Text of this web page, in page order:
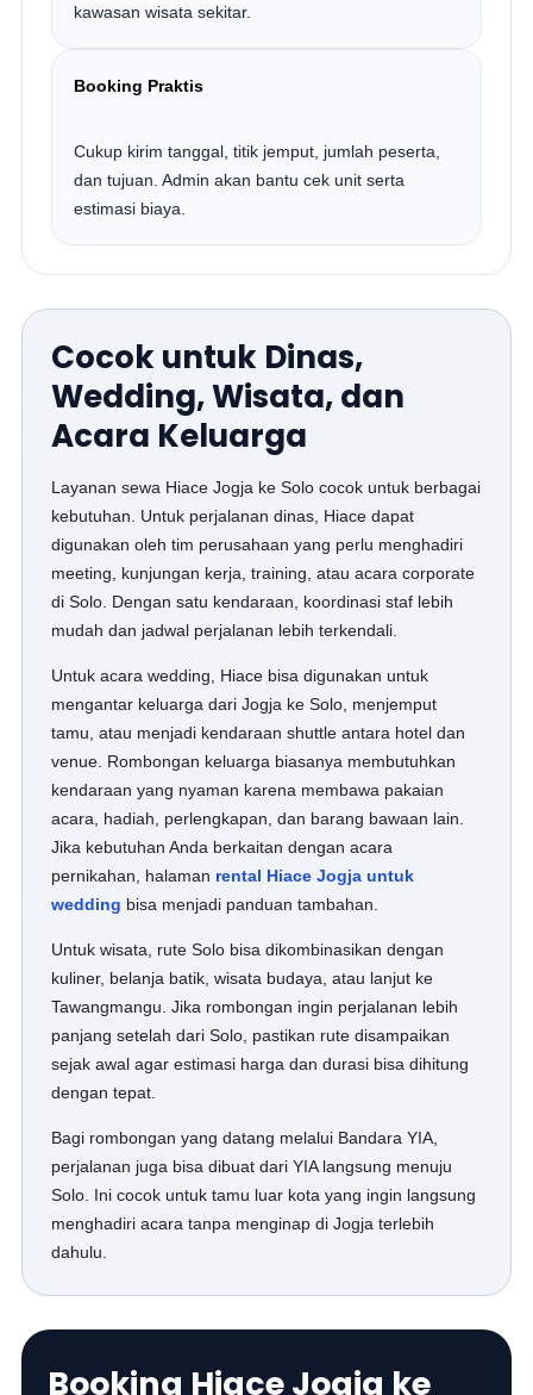
kawasan wisata sekitar.
Booking Praktis
Cukup kirim tanggal, titik jemput, jumlah peserta,
dan tujuan. Admin akan bantu cek unit serta
estimasi biaya.
Cocok untuk Dinas,
Wedding, Wisata, dan
Acara Keluarga
Layanan sewa Hiace Jogja ke Solo cocok untuk berbagai
kebutuhan. Untuk perjalanan dinas, Hiace dapat
digunakan oleh tim perusahaan yang perlu menghadiri
meeting, kunjungan kerja, training, atau acara corporate
di Solo. Dengan satu kendaraan, koordinasi staf lebih
mudah dan jadwal perjalanan lebih terkendali.
Untuk acara wedding, Hiace bisa digunakan untuk
mengantar keluarga dari Jogja ke Solo, menjemput
tamu, atau menjadi kendaraan shuttle antara hotel dan
venue. Rombongan keluarga biasanya membutuhkan
kendaraan yang nyaman karena membawa pakaian
acara, hadiah, perlengkapan, dan barang bawaan lain.
Jika kebutuhan Anda berkaitan dengan acara
pernikahan, halaman rental Hiace Jogja untuk
wedding bisa menjadi panduan tambahan.
Untuk wisata, rute Solo bisa dikombinasikan dengan
kuliner, belanja batik, wisata budaya, atau lanjut ke
Tawangmangu. Jika rombongan ingin perjalanan lebih
panjang setelah dari Solo, pastikan rute disampaikan
sejak awal agar estimasi harga dan durasi bisa dihitung
dengan tepat.
Bagi rombongan yang datang melalui Bandara YIA,
perjalanan juga bisa dibuat dari YIA langsung menuju
Solo. Ini cocok untuk tamu luar kota yang ingin langsung
menghadiri acara tanpa menginap di Jogja terlebih
dahulu.
Booking Hiace Jogja ke